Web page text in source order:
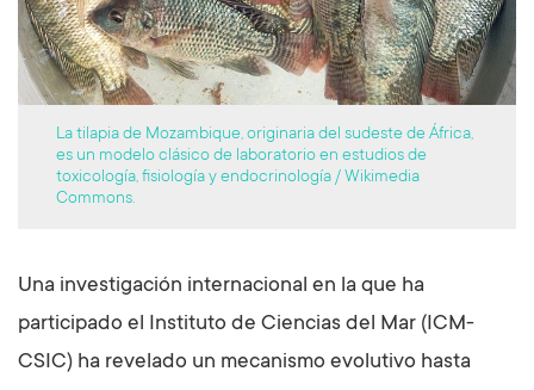
La tilapia de Mozambique, originaria del sudeste de África,
es un modelo clásico de laboratorio en estudios de
toxicología, fisiología y endocrinología / Wikimedia
Commons.
Una investigación internacional en la que ha
participado el Instituto de Ciencias del Mar (ICM-
CSIC) ha revelado un mecanismo evolutivo hasta